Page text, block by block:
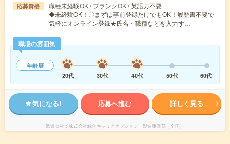
応募資格
職種未経験OK / ブランクOK / 英語力不要
◆未経験OK！〇まずは事前登録だけでもOK！履歴書不要で
気軽にオンライン登録★氏名・職種などを入力す…
職場の雰囲気
年齢層
20代
30代 40代 50代 60代
気になる! 応募へ進む 詳しく見る
派遣会社 株式会社綜合キャリアオプション 製造事業部（全国）